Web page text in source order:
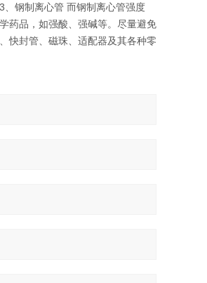
、钢制离心管 而钢制离心管强度
药品，如强酸、强碱等。尽量避免
快封管、磁珠、适配器及其各种零